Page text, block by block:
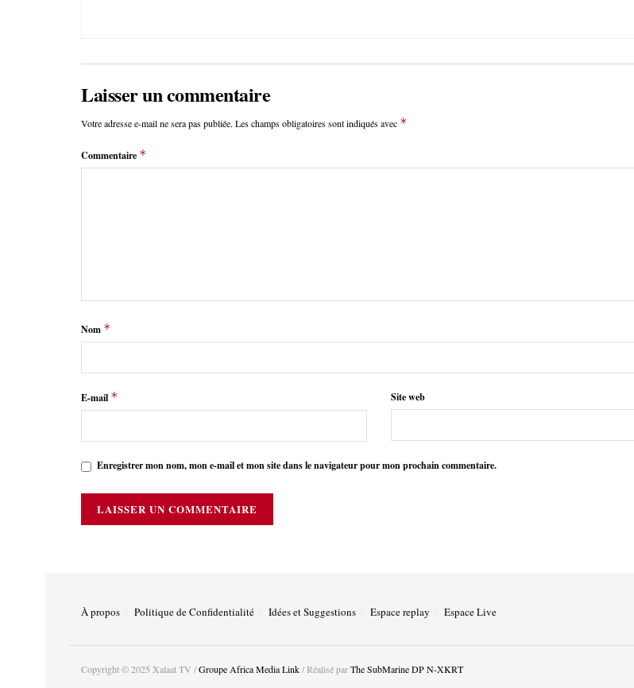
Laisser un commentaire
Votre adresse e-mail ne sera pas publiée. Les champs obligatoires sont indiqués avec *
Commentaire *
Nom *
E-mail * Site web
Enregistrer mon nom, mon e-mail et mon site dans le navigateur pour mon prochain commentaire.
À propos Politique de Confidentialité Idées et Suggestions Espace replay Espace Live
Copyright © 2025 Xalaat TV /Groupe Africa Media Link/ Réalisé parThe SubMarine DP N-XKRT